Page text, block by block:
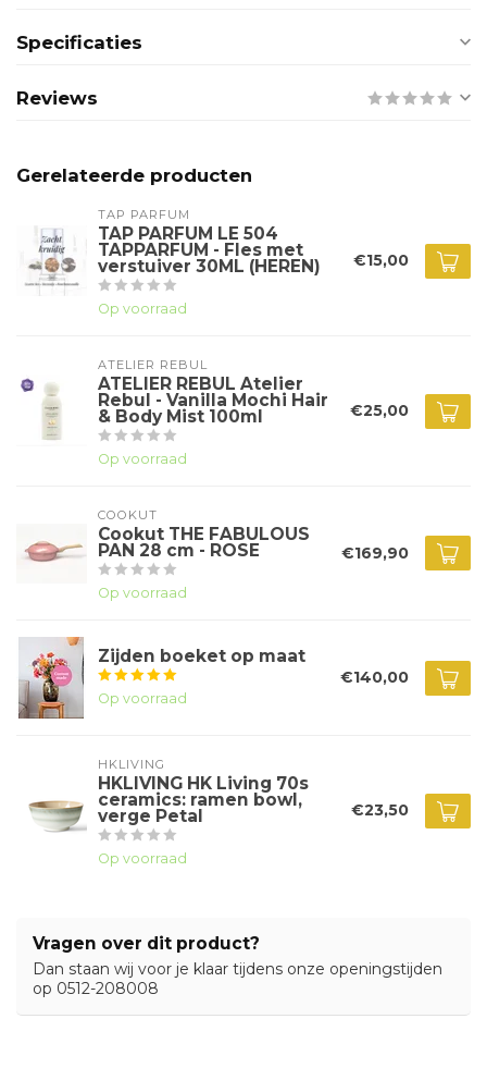
Specificaties
Reviews
Gerelateerde producten
TAP PARFUM
TAP PARFUM LE 504
TAPPARFUM - Fles met
verstuiver 30ML (HEREN)
Op voorraad
€15,00
ATELIER REBUL
ATELIER REBUL Atelier
Rebul - Vanilla Mochi Hair
& Body Mist 100ml
Op voorraad
€25,00
COOKUT
Cookut THE FABULOUS
PAN 28 cm - ROSE
Op voorraad
€169,90
Zijden boeket op maat
Op voorraad
€140,00
HKLIVING
HKLIVING HK Living 70s
ceramics: ramen bowl,
verge Petal
Op voorraad
€23,50
Vragen over dit product?
Dan staan wij voor je klaar tijdens onze openingstijden
op 0512-208008